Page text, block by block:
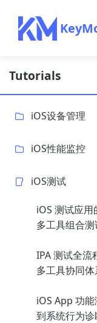
Tutorials
iOS设备管理
iOS性能监控
iOS测试
iOS 测试应
多工具组合
IPA 测试全流
多工具协同体
iOS App 功
到系统行为